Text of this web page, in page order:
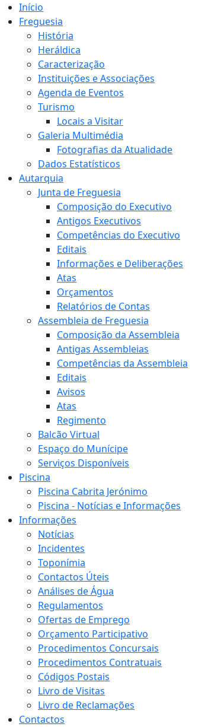
Início
Freguesia
História
Heráldica
Caracterização
Instituições e Associações
Agenda de Eventos
Turismo
Locais a Visitar
Galeria Multimédia
Fotografias da Atualidade
Dados Estatísticos
Autarquia
Junta de Freguesia
Composição do Executivo
Antigos Executivos
Competências do Executivo
Editais
Informações e Deliberações
Atas
Orçamentos
Relatórios de Contas
Assembleia de Freguesia
Composição da Assembleia
Antigas Assembleias
Competências da Assembleia
Editais
Avisos
Atas
Regimento
Balcão Virtual
Espaço do Munícipe
Serviços Disponíveis
Piscina
Piscina Cabrita Jerónimo
Piscina - Notícias e Informações
Informações
Notícias
Incidentes
Toponímia
Contactos Úteis
Análises de Água
Regulamentos
Ofertas de Emprego
Orçamento Participativo
Procedimentos Concursais
Procedimentos Contratuais
Códigos Postais
Livro de Visitas
Livro de Reclamações
Contactos